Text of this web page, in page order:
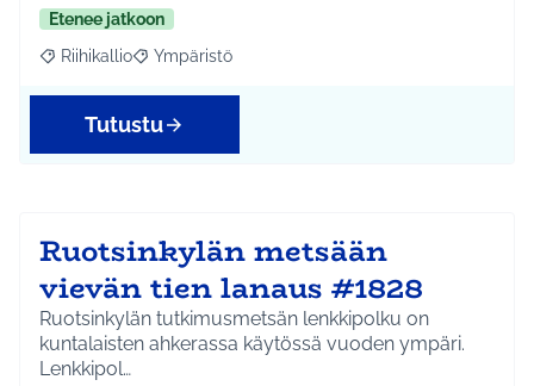
Etenee jatkoon
Rajaa tulokset aihepiirin mukaan: Riihikallio
Riihikallio Rajaa tulokset teeman mukaan: Ympäristö
Ympäristö
Tutustu
Ruotsinkylän metsään
vievän tien lanaus #1828
Ruotsinkylän tutkimusmetsän lenkkipolku on
kuntalaisten ahkerassa käytössä vuoden ympäri.
Lenkkipol…